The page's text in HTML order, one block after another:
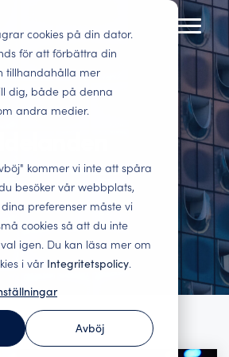
cookies på din dator.
för att förbättra din
tillhandahålla mer
dig, både på denna
andra medier.
kommer vi inte att spåra
besöker vår webbplats,
preferenser måste vi
cookies så att du inte
igen. Du kan läsa mer om
i vår Integritetspolicy.
Avböj
Menu
kunders feedback.
era
hela
Förändringsledning
– vi får det att
hända
Engagerade
medarbetare gör
skillnad. Vi stödjer i
förbättringsarbetet
Social hållbarhet –
för
av er
stärk
Lokaler
Nöjda kunder
anpassningar. Följ
upp alla viktiga
kontaktytor och öka
intäkterna.
best practice inom
Webinar
Här hittar du våra
webinar, både de
som är på gång och
de som är inspelade.
Benchmark Event
Event, Kundkristallen
och kommande